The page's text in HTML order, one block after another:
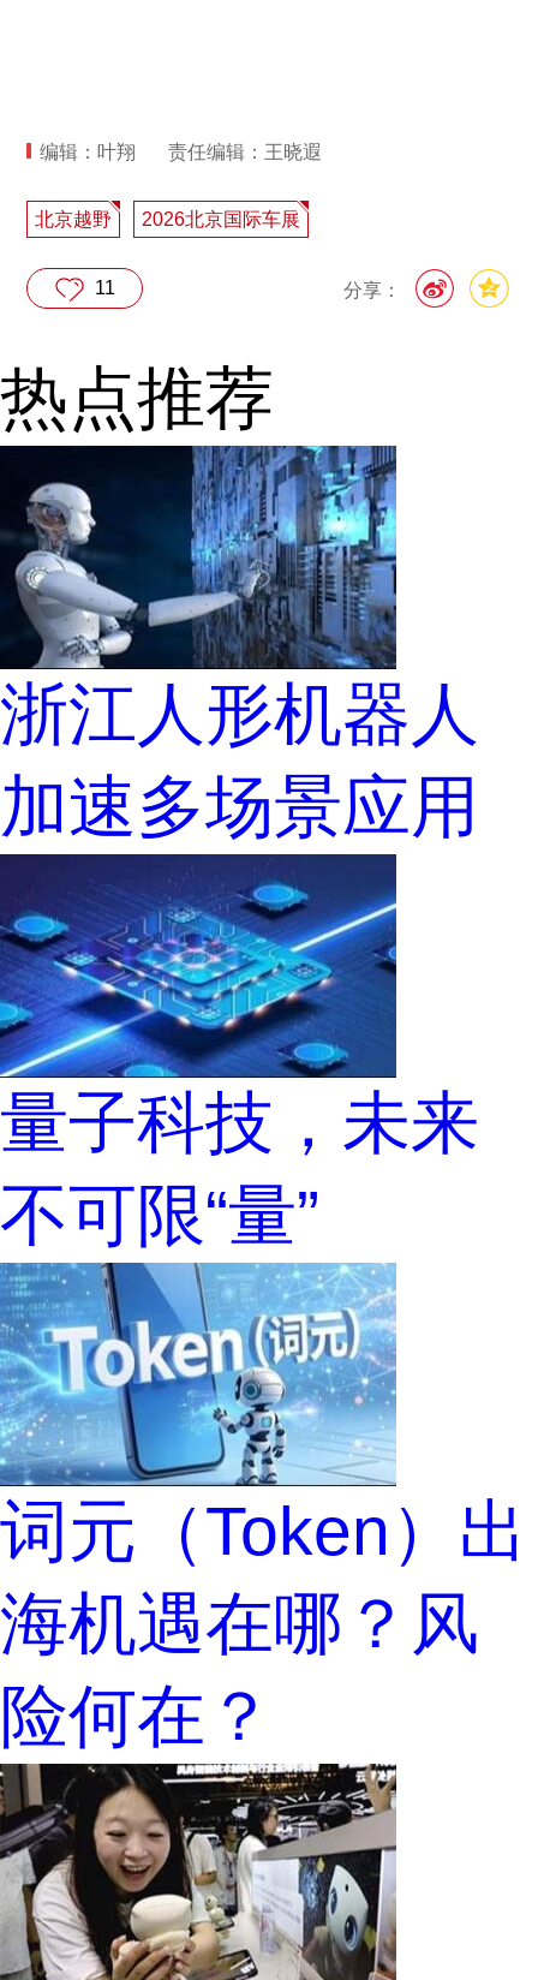
编辑：叶翔 责任编辑：王晓遐
北京越野 2026北京国际车展
分享：
11
热点推荐
浙江人形机器人
加速多场景应用
量子科技，未来
不可限“量”
词元（Token）出
海机遇在哪？风
险何在？